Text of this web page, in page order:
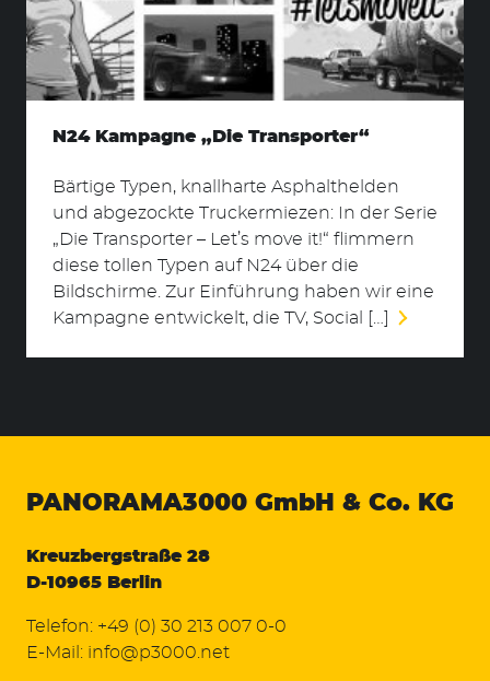
N24 Kampagne „Die Transporter“
Bärtige Typen, knallharte Asphalthelden
und abgezockte Truckermiezen: In der Serie
„Die Transporter – Let’s move it!“ flimmern
diese tollen Typen auf N24 über die
Bildschirme. Zur Einführung haben wir eine
Kampagne entwickelt, die TV, Social […]
PANORAMA3000 GmbH & Co. KG
Kreuzbergstraße 28
D-10965 Berlin
Telefon: +49 (0) 30 213 007 0-0
E-Mail: info@p3000.net